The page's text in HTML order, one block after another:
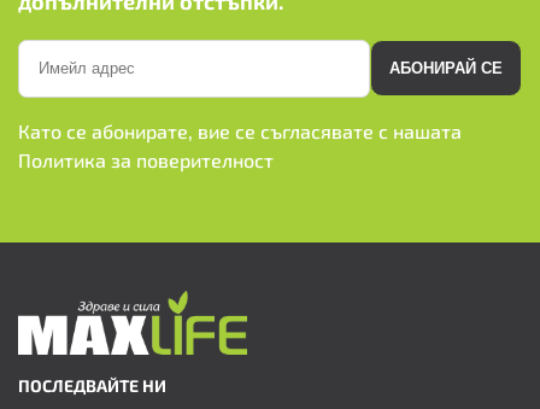
АБОНИРАЙ СЕ
Като се абонирате, вие се съгласявате с нашата
Политика за поверителност
ПОСЛЕДВАЙТЕ НИ